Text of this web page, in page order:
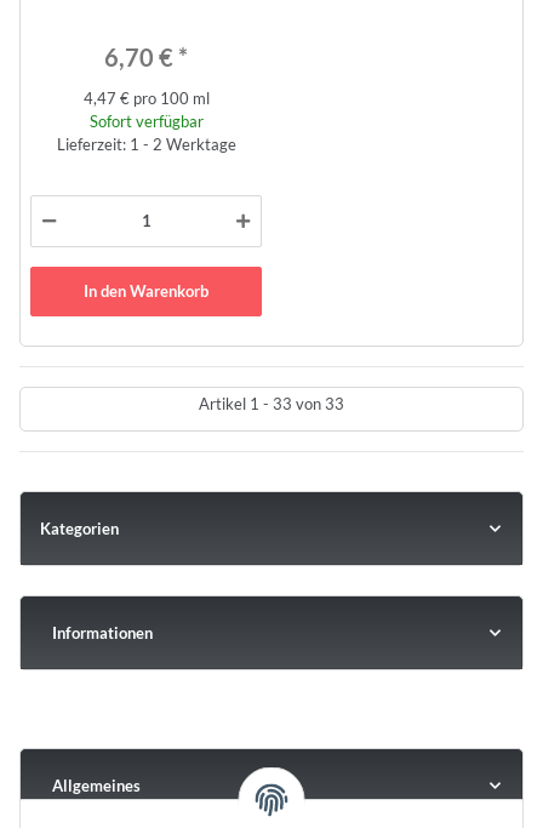
6,70 € *
4,47 € pro 100 ml
Sofort verfügbar
Lieferzeit: 1 - 2 Werktage
In den Warenkorb
Artikel 1 - 33 von 33
Kategorien
Informationen
Allgemeines